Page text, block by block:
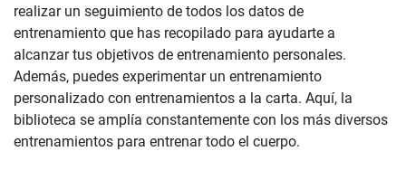
realizar un seguimiento de todos los datos de
entrenamiento que has recopilado para ayudarte a
alcanzar tus objetivos de entrenamiento personales.
Además, puedes experimentar un entrenamiento
personalizado con entrenamientos a la carta. Aquí, la
biblioteca se amplía constantemente con los más diversos
entrenamientos para entrenar todo el cuerpo.